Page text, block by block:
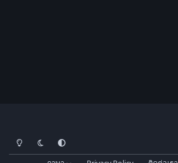
โหมดสว่างโหมดมืด การตั้งค่าระบบ